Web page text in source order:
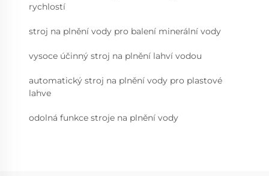
rychlostí
stroj na plnění vody pro balení minerální vody
vysoce účinný stroj na plnění lahví vodou
automatický stroj na plnění vody pro plastové
lahve
odolná funkce stroje na plnění vody